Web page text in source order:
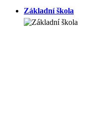
Základní škola